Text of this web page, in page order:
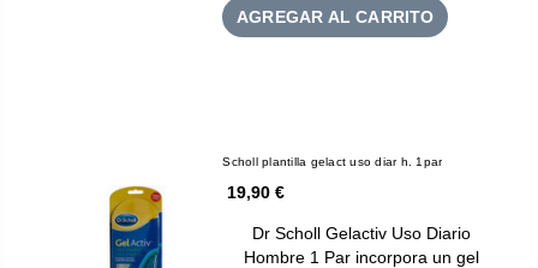
AGREGAR AL CARRITO
Scholl plantilla gelact uso diar h. 1par
19,90 €
Dr Scholl Gelactiv Uso Diario
Hombre 1 Par incorpora un gel